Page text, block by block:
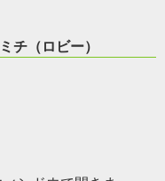
チ（ロビー）